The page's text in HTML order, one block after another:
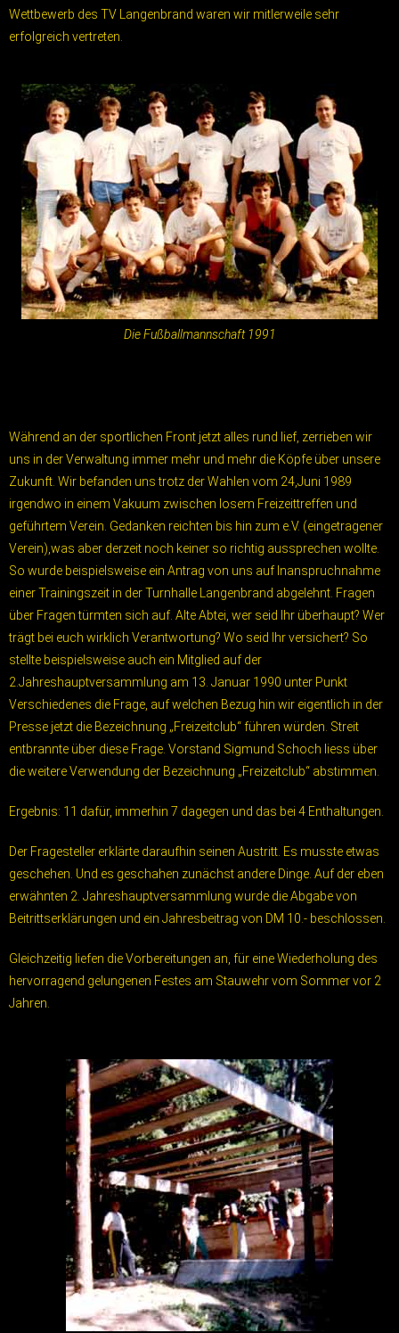
Wettbewerb des TV Langenbrand waren wir mitlerweile sehr
erfolgreich vertreten.
Die Fußballmannschaft 1991
Während an der sportlichen Front jetzt alles rund lief, zerrieben wir
uns in der Verwaltung immer mehr und mehr die Köpfe über unsere
Zukunft. Wir befanden uns trotz der Wahlen vom 24,Juni 1989
irgendwo in einem Vakuum zwischen losem Freizeittreffen und
geführtem Verein. Gedanken reichten bis hin zum e.V. (eingetragener
Verein),was aber derzeit noch keiner so richtig aussprechen wollte.
So wurde beispielsweise ein Antrag von uns auf Inanspruchnahme
einer Trainingszeit in der Turnhalle Langenbrand abgelehnt. Fragen
über Fragen türmten sich auf. Alte Abtei, wer seid Ihr überhaupt? Wer
trägt bei euch wirklich Verantwortung? Wo seid Ihr versichert? So
stellte beispielsweise auch ein Mitglied auf der
2.Jahreshauptversammlung am 13. Januar 1990 unter Punkt
Verschiedenes die Frage, auf welchen Bezug hin wir eigentlich in der
Presse jetzt die Bezeichnung „Freizeitclub“ führen würden. Streit
entbrannte über diese Frage. Vorstand Sigmund Schoch liess über
die weitere Verwendung der Bezeichnung „Freizeitclub“ abstimmen.
Ergebnis: 11 dafür, immerhin 7 dagegen und das bei 4 Enthaltungen.
Der Fragesteller erklärte daraufhin seinen Austritt. Es musste etwas
geschehen. Und es geschahen zunächst andere Dinge. Auf der eben
erwähnten 2. Jahreshauptversammlung wurde die Abgabe von
Beitrittserklärungen und ein Jahresbeitrag von DM 10.- beschlossen.
Gleichzeitig liefen die Vorbereitungen an, für eine Wiederholung des
hervorragend gelungenen Festes am Stauwehr vom Sommer vor 2
Jahren.